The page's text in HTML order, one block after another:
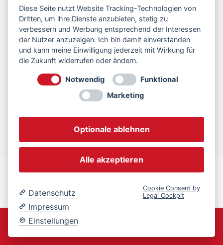
Kontakt
© Copyright - Nagel Altöl- und Abfallservice
Diese Seite nutzt Website Tracking-Technologien von
Dritten, um ihre Dienste anzubieten, stetig zu
verbessern und Werbung entsprechend der Interessen
der Nutzer anzuzeigen. Ich bin damit einverstanden
und kann meine Einwilligung jederzeit mit Wirkung für
die Zukunft widerrufen oder ändern.
Notwendig
Funktional
Marketing
Optionale ablehnen
Alle akzeptieren
Datenschutz
Impressum
Einstellungen
Cookie Consent by
Legal Cockpit